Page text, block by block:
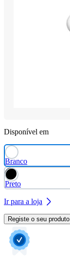
Disponível em
Branco
Preto
Ir para a loja
Registe o seu produto